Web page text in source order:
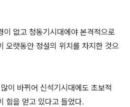
이 없고 청동기시대에야 본격적으로
오랫동안 정설의 위치를 차지한 것으
이 바뀌어 신석기시대에도 초보적
힘을 얻고 있다고 들었다.